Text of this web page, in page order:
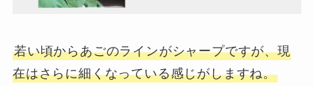
若い頃からあごのラインがシャープですが、現
在はさらに細くなっている感じがしますね。